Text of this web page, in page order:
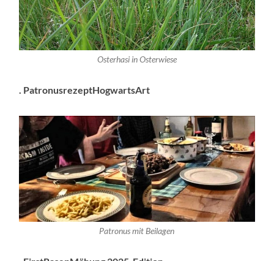
Osterhasi in Osterwiese
. PatronusrezeptHogwartsArt
Patronus mit Beilagen